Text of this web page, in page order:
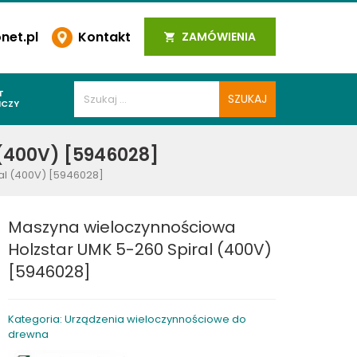
ZAMÓWIENIA
Kontakt
SPAWALNICZE
[5946028]
(400V) [5946028]
Maszyna wieloczynnościowa
Holzstar UMK 5-260 Spiral (400V)
[5946028]
Kategoria: Urządzenia wieloczynnościowe do
drewna